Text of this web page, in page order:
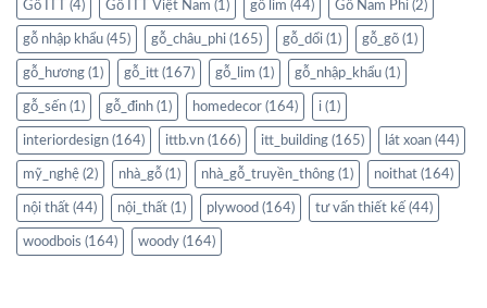
Gỗ ITT (4) Gỗ ITT Việt Nam (1) gỗ lim (44) Gỗ Nam Phi (2)
gỗ nhập khẩu (45) gỗ_châu_phi (165) gỗ_dổi (1) gỗ_gõ (1)
gỗ_hương (1) gỗ_itt (167) gỗ_lim (1) gỗ_nhập_khẩu (1)
gỗ_sến (1) gỗ_đinh (1) homedecor (164) i (1)
interiordesign (164) ittb.vn (166) itt_building (165) lát xoan (44)
mỹ_nghệ (2) nhà_gỗ (1) nhà_gỗ_truyền_thông (1) noithat (164)
nội thất (44) nội_thất (1) plywood (164) tư vấn thiết kế (44)
woodbois (164) woody (164)